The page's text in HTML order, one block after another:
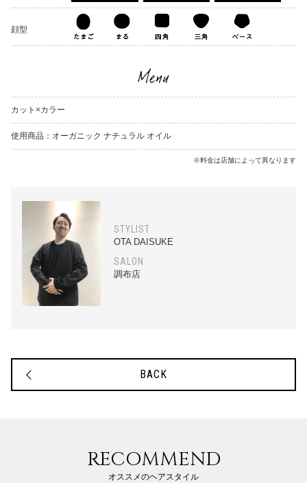
顔型
Menu
カット×カラー
使用商品：オーガニック ナチュラル オイル
※料金は店舗によって異なります
STYLIST
OTA DAISUKE
SALON
調布店
BACK
RECOMMEND
オススメのヘアスタイル